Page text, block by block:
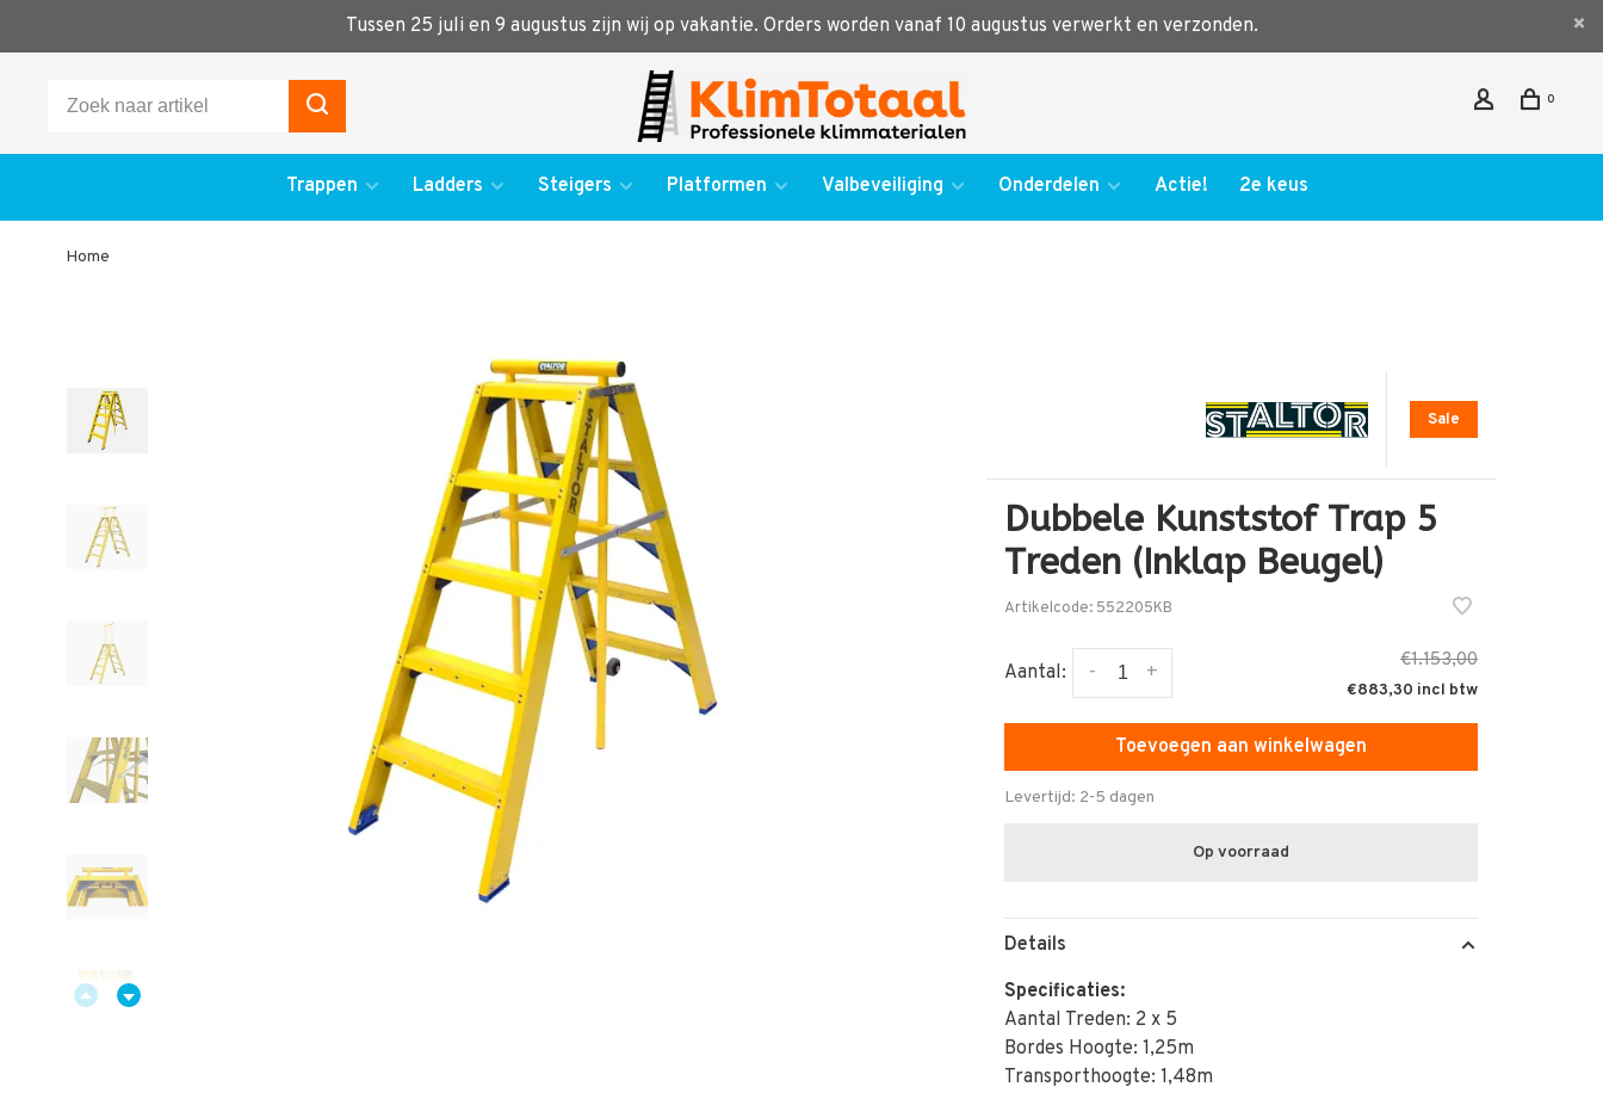
Tussen 25 juli en 9 augustus zijn wij op vakantie. Orders worden vanaf 10 augustus verwerkt en verzonden.
0
Trappen Ladders Steigers Platformen Valbeveiliging Onderdelen Actie! 2e keus
Home
Sale
Dubbele Kunststof Trap 5
Treden (Inklap Beugel)
Artikelcode: 552205KB
Aantal: +
-
€1.153,00
€883,30
Toevoegen aan winkelwagen
Levertijd: 2-5 dagen
Op voorraad
Details
Specificaties:
Aantal Treden: 2 x 5
Bordes Hoogte: 1,25m
Transporthoogte: 1,48m